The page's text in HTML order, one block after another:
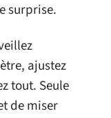
surprise.
ajustez
tout. Seule
de miser